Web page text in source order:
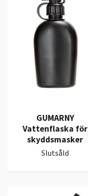
GUMARNY
Vattenflaska för
skyddsmasker
Slutsåld